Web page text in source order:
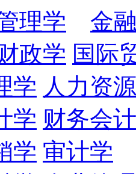
理学
金
政学 国际
学 人力资
学 财务会计
学 审计学